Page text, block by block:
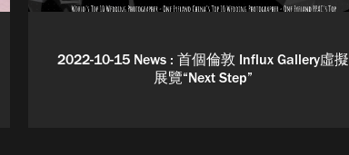
2022-10-15 News : 首個倫敦 Influx Gallery虛擬
展覽“Next Step”